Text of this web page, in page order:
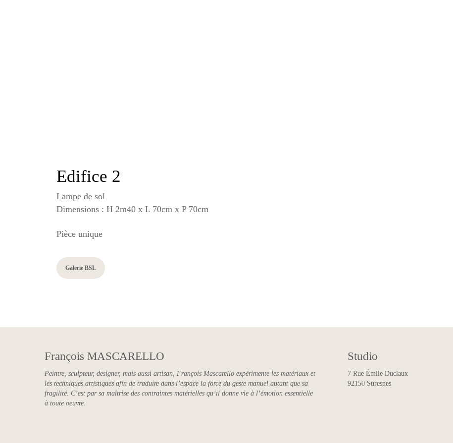
Edifice 2
Lampe de sol
Dimensions : H 2m40 x L 70cm x P 70cm
Pièce unique
Galerie BSL
François MASCARELLO
Peintre, sculpteur, designer, mais aussi artisan, François Mascarello expérimente les matériaux et
les techniques artistiques afin de traduire dans l’espace la force du geste manuel autant que sa
fragilité. C’est par sa maîtrise des contraintes matérielles qu’il donne vie à l’émotion essentielle
à toute oeuvre.
Studio
7 Rue Émile Duclaux
92150 Suresnes